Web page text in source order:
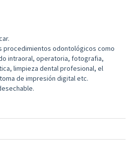
procedimientos odontológicos como
intraoral, operatoria, fotografia,
limpieza dental profesional, el
de impresión digital etc.